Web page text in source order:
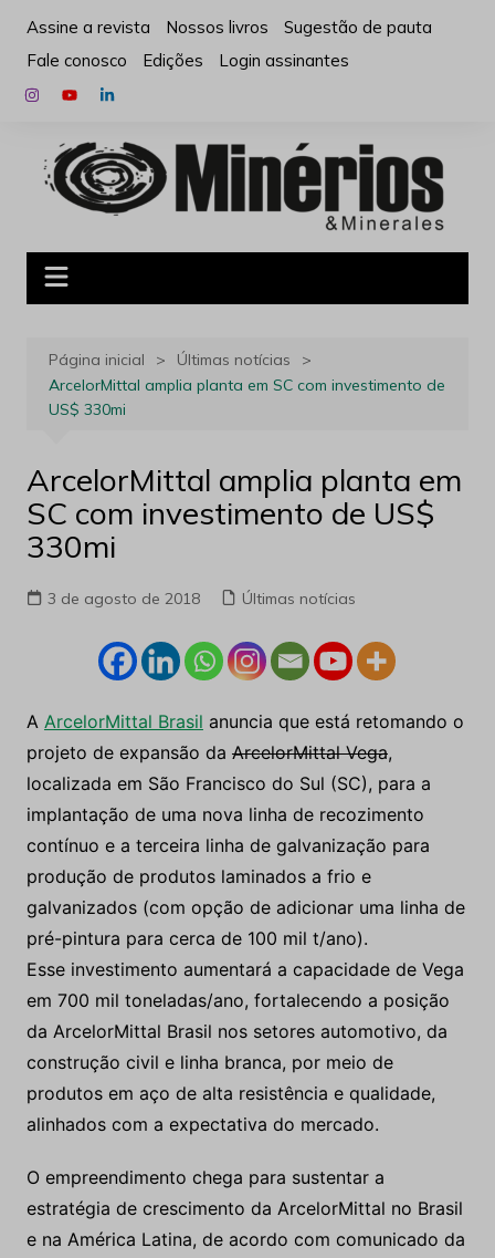
para
conteúdo
Assine a revista Nossos livros
Sugestão de pauta
Fale conosco
Edições Login assinantes
Página inicial
Últimas notícias
ArcelorMittal amplia planta em SC com investimento de
US$ 330mi
ArcelorMittal amplia planta em
SC com investimento de US$
330mi
3 de agosto de 2018 Últimas notícias
A ArcelorMittal Brasil anuncia que está retomando o
projeto de expansão da ArcelorMittal Vega,
localizada em São Francisco do Sul (SC), para a
implantação de uma nova linha de recozimento
contínuo e a terceira linha de galvanização para
produção de produtos laminados a frio e
galvanizados (com opção de adicionar uma linha de
pré-pintura para cerca de 100 mil t/ano).
Esse investimento aumentará a capacidade de Vega
em 700 mil toneladas/ano, fortalecendo a posição
da ArcelorMittal Brasil nos setores automotivo, da
construção civil e linha branca, por meio de
produtos em aço de alta resistência e qualidade,
alinhados com a expectativa do mercado.
O empreendimento chega para sustentar a
estratégia de crescimento da ArcelorMittal no Brasil
e na América Latina, de acordo com comunicado da